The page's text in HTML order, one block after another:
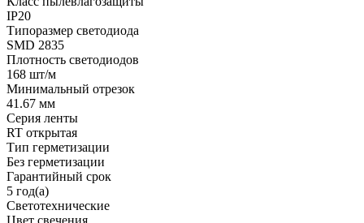
IP20
Типоразмер светодиода
SMD 2835
Плотность светодиодов
168 шт/м
Минимальный отрезок
41.67 мм
Серия ленты
RT открытая
Тип герметизации
Без герметизации
Гарантийный срок
5 год(а)
Светотехнические
Цвет свечения